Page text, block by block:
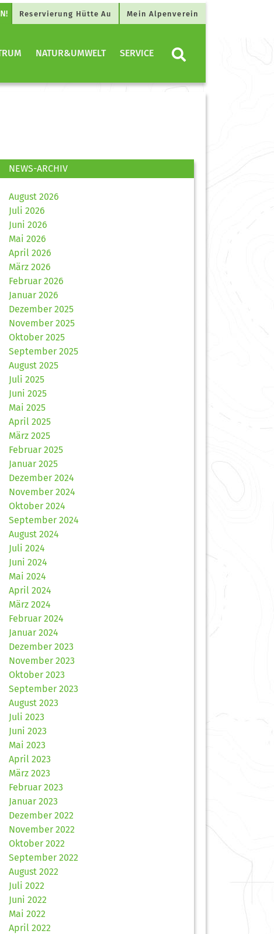
Reservierung Hütte Au Mein Alpenverein
NATUR&UMWELT SERVICE
NEWS-ARCHIV
August 2026
Juli 2026
Juni 2026
Mai 2026
April 2026
März 2026
Februar 2026
Januar 2026
Dezember 2025
November 2025
Oktober 2025
September 2025
August 2025
Juli 2025
Juni 2025
Mai 2025
April 2025
März 2025
Februar 2025
Januar 2025
Dezember 2024
November 2024
Oktober 2024
September 2024
August 2024
Juli 2024
Juni 2024
Mai 2024
April 2024
März 2024
Februar 2024
Januar 2024
Dezember 2023
November 2023
Oktober 2023
September 2023
August 2023
Juli 2023
Juni 2023
Mai 2023
April 2023
März 2023
Februar 2023
Januar 2023
Dezember 2022
November 2022
Oktober 2022
September 2022
August 2022
Juli 2022
Juni 2022
Mai 2022
April 2022